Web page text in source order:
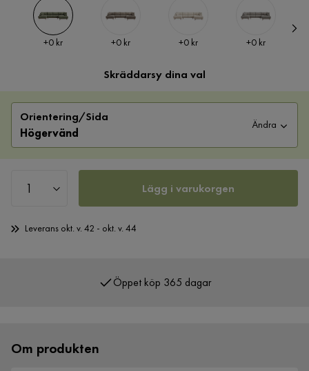
Pris
+0 kr Pris
+0 kr Pris
+0 kr Pris
+0 kr
Skräddarsy dina val
Orientering/Sida
Högervänd
Ändra
Lägg i varukorgen
Leverans okt. v. 42 - okt. v. 44
Över 400 000 nöjda kunder
Om produkten